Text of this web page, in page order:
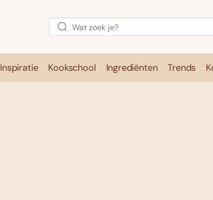
Inspiratie Kookschool Ingrediënten Trends